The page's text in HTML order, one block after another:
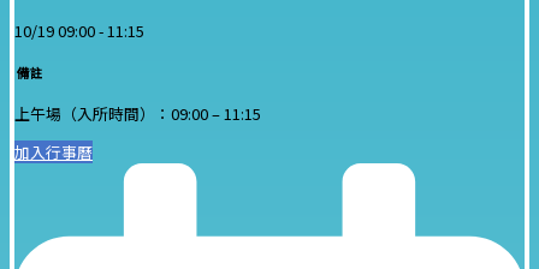
10/19 09:00 -11:15
備註
上午場（入所時間）：09:00 – 11:15
加入行事曆